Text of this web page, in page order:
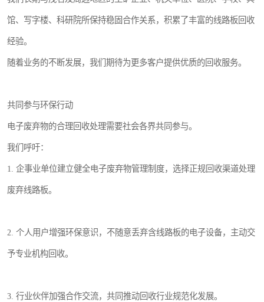
馆、写字楼、科研院所保持稳固合作关系，积累了丰富的线路板回收
经验。
随着业务的不断发展，我们期待为更多客户提供优质的回收服务。
共同参与环保行动
电子废弃物的合理回收处理需要社会各界共同参与。
我们呼吁：
1. 企事业单位建立健全电子废弃物管理制度，选择正规回收渠道处理
废弃线路板。
2. 个人用户增强环保意识，不随意丢弃含线路板的电子设备，主动交
予专业机构回收。
3. 行业伙伴加强合作交流，共同推动回收行业规范化发展。